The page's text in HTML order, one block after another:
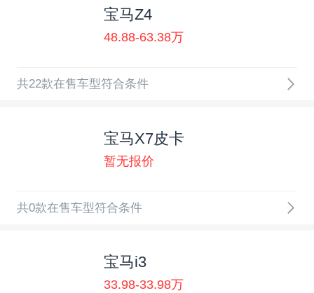
宝马Z4
48.88-63.38万
共22款在售车型符合条件
宝马X7皮卡
暂无报价
共0款在售车型符合条件
宝马i3
33.98-33.98万